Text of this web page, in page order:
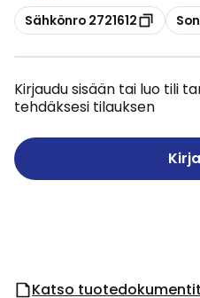
Kopioi
Sähkönro 2721612
Kirjaudu sisään tai luo tili
tehdäksesi tilauksen
Katso tuotedokumentit